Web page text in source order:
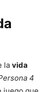
la vida
4